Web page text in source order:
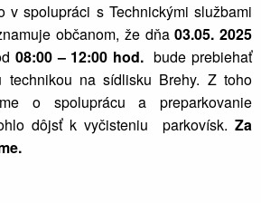
spolupráci s Technickými službami
občanom, že dňa03.05. 2025
08:00 – 12:00 hod.bude prebiehať
technikou na sídlisku Brehy. Z toho
o spoluprácu a preparkovanie
dôjsť k vyčisteniu parkovísk. Za